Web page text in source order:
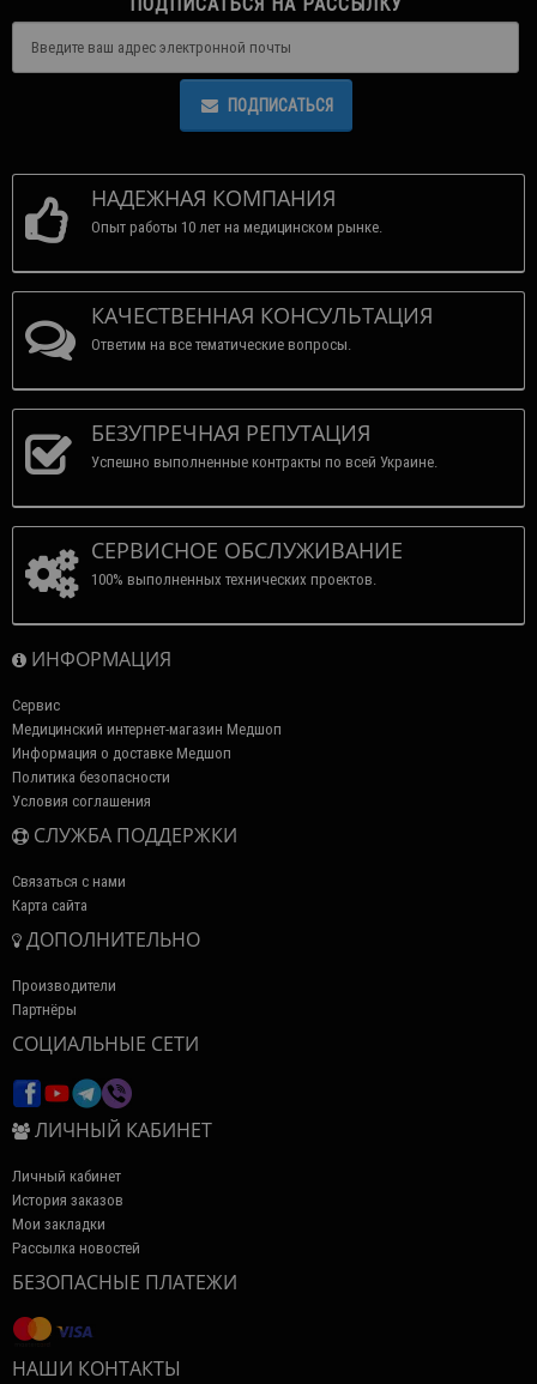
ПОДПИСАТЬСЯ
НАДЕЖНАЯ КОМПАНИЯ
Опыт работы 10 лет на медицинском рынке.
КАЧЕСТВЕННАЯ КОНСУЛЬТАЦИЯ
Ответим на все тематические вопросы.
БЕЗУПРЕЧНАЯ РЕПУТАЦИЯ
Успешно выполненные контракты по всей Украине.
СЕРВИСНОЕ ОБСЛУЖИВАНИЕ
100% выполненных технических проектов.
ИНФОРМАЦИЯ
Сервис
Медицинский интернет-магазин Медшоп
Информация о доставке Медшоп
Политика безопасности
Условия соглашения
СЛУЖБА ПОДДЕРЖКИ
Связаться с нами
Карта сайта
ДОПОЛНИТЕЛЬНО
Производители
Партнёры
СОЦИАЛЬНЫЕ СЕТИ
ЛИЧНЫЙ КАБИНЕТ
Личный кабинет
История заказов
Мои закладки
Рассылка новостей
БЕЗОПАСНЫЕ ПЛАТЕЖИ
НАШИ КОНТАКТЫ